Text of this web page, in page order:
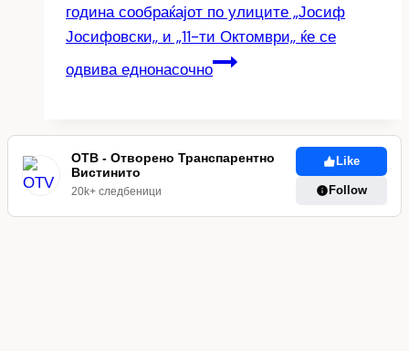
година сообраќајот по улиците „Јосиф
Јосифовски,, и „11-ти Октомври,, ќе се
одвива еднонасочно
ОТВ - Отворено Транспарентно
Вистинито
20k+ следбеници
Like
Follow